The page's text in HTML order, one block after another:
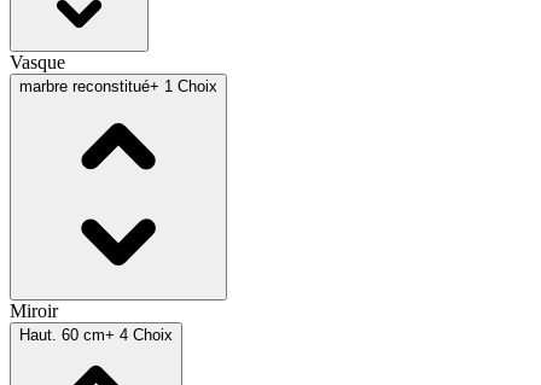
Vasque
marbre reconstitué+ 1 Choix
Miroir
Haut. 60 cm+ 4 Choix